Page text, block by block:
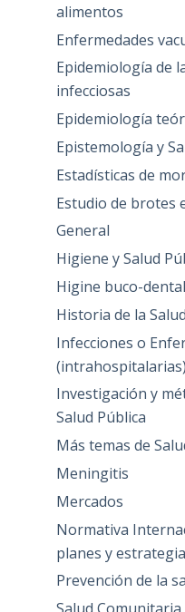
alimentos
Enfermedades
Epidemiología de
infecciosas
Epidemiología
Epistemología y
Estadísticas de
Estudio de brotes
General
Higiene y Salud
Higine buco-
Historia de la
Infecciones o
(intrahospitalarias)
Investigación y
Salud Pública
Más temas de
Meningitis
Mercados
Normativa
planes y
Prevención de la